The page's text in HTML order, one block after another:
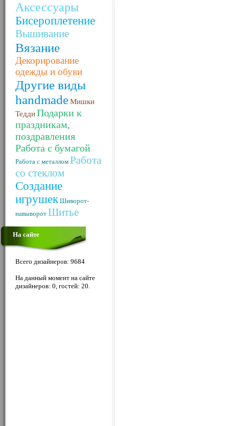
Аксессуары
Бисероплетение
Вышивание
Вязание
Декорирование
одежды и обуви
Другие виды
handmadeМишки
ТеддиПодарки к
праздникам,
поздравления
Работа с бумагой
Работа с металлом Работа
со стеклом
Создание
игрушек Шиворот-
навыворот Шитье
На сайте
Всего дизайнеров: 9684
На данный момент на сайте
дизайнеров: 0, гостей: 20.